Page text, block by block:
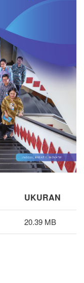
UKURAN
20.39 MB